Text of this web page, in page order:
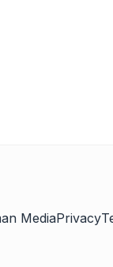
MediaPrivacy